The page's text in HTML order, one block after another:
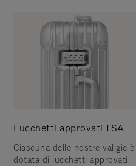
Lucchetti approvati TSA
Ciascuna delle nostre valigie è
dotata di lucchetti approvati